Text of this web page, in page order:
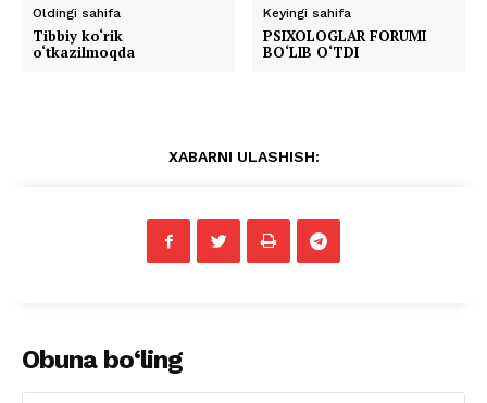
Oldingi sahifa
Tibbiy ko‘rik
o‘tkazilmoqda
Keyingi sahifa
PSIXOLOGLAR FORUMI
BO‘LIB O‘TDI
XABARNI ULASHISH:
Obuna bo‘ling